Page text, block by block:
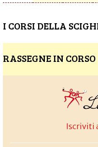
I CORSI DELLA
RASSEGNE IN CORSO
Iscriviti